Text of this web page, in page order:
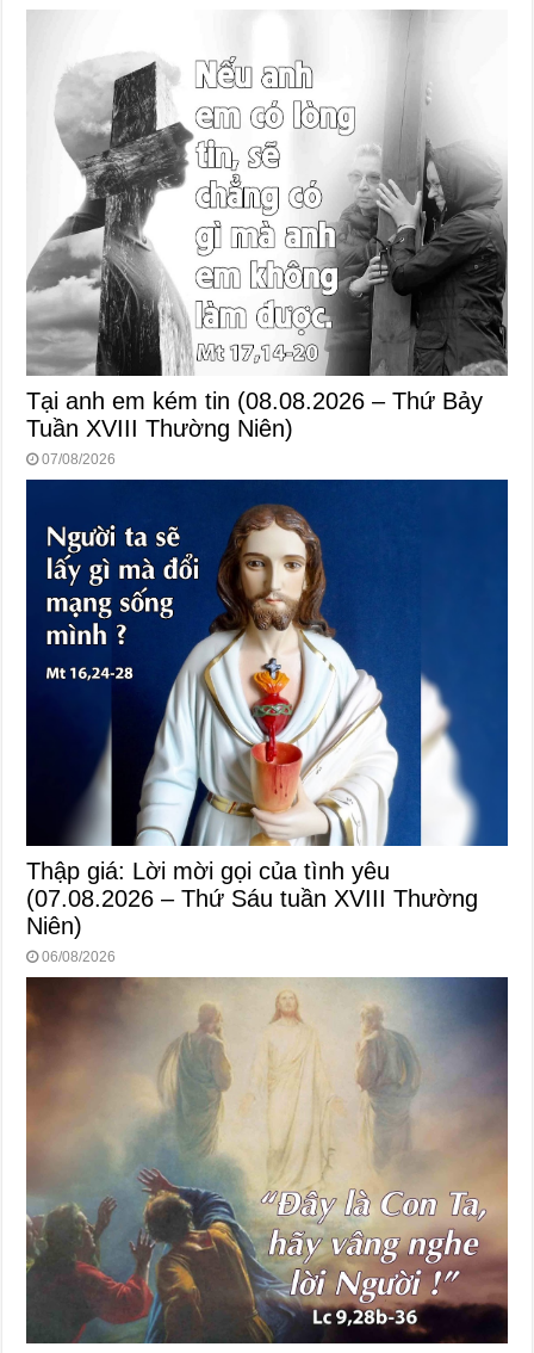
Tại anh em kém tin (08.08.2026 – Thứ Bảy
Tuần XVIII Thường Niên)
07/08/2026
Thập giá: Lời mời gọi của tình yêu
(07.08.2026 – Thứ Sáu tuần XVIII Thường
Niên)
06/08/2026